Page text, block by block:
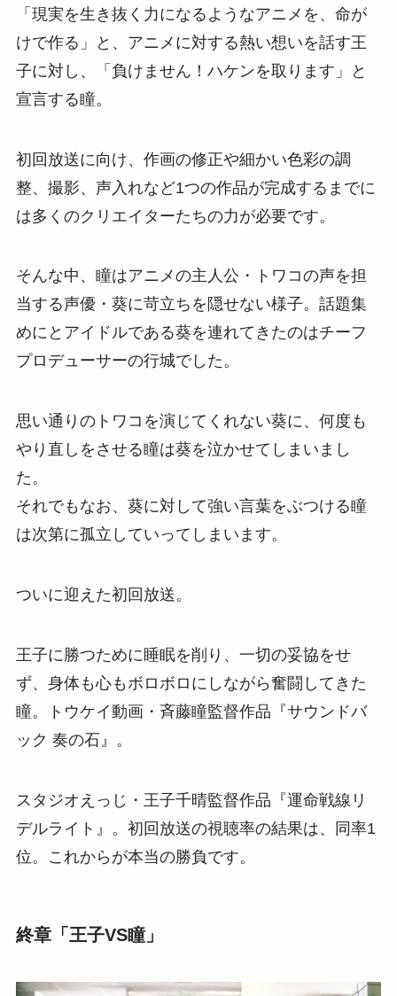
「現実を生き抜く力になるようなアニメを、命が
けで作る」と、アニメに対する熱い想いを話す王
子に対し、「負けません！ハケンを取ります」と
宣言する瞳。
初回放送に向け、作画の修正や細かい色彩の調
整、撮影、声入れなど1つの作品が完成するまでに
は多くのクリエイターたちの力が必要です。
そんな中、瞳はアニメの主人公・トワコの声を担
当する声優・葵に苛立ちを隠せない様子。話題集
めにとアイドルである葵を連れてきたのはチーフ
プロデューサーの行城でした。
思い通りのトワコを演じてくれない葵に、何度も
やり直しをさせる瞳は葵を泣かせてしまいまし
た。
それでもなお、葵に対して強い言葉をぶつける瞳
は次第に孤立していってしまいます。
ついに迎えた初回放送。
王子に勝つために睡眠を削り、一切の妥協をせ
ず、身体も心もボロボロにしながら奮闘してきた
瞳。トウケイ動画・斉藤瞳監督作品『サウンドバ
ック 奏の石』。
スタジオえっじ・王子千晴監督作品『運命戦線リ
デルライト』。初回放送の視聴率の結果は、同率1
位。これからが本当の勝負です。
終章「王子VS瞳」